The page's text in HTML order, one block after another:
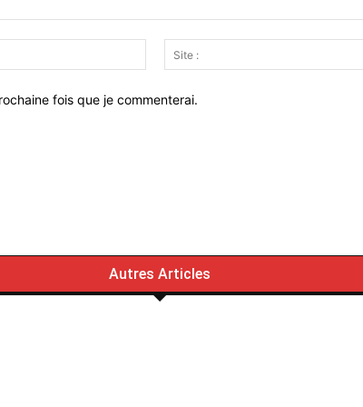
Email
:*
fois que je commenterai.
Autres Articles